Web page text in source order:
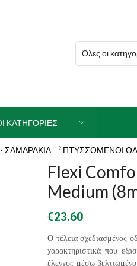
ΚΑΤΗΓΟΡΙΕΣ
ΣΑΜΑΡΑΚΙΑ ΠΤΥΣΣΟΜΕΝΟΙ
Flexi
Medium
€23.60
Ο τέλεια σχεδιασμένος
χαρακτηριστικά που
έλεγχος μέσω